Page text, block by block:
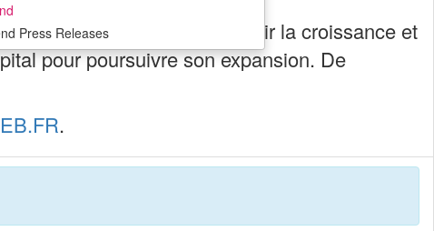
Press Releases
qui est utilisé pour soutenir la croissance et
pour poursuivre son expansion. De
.